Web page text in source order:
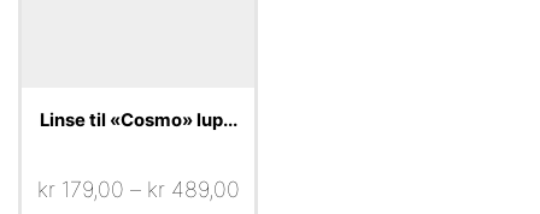
Linse til «Cosmo» lup...
kr179,00 – kr489,00